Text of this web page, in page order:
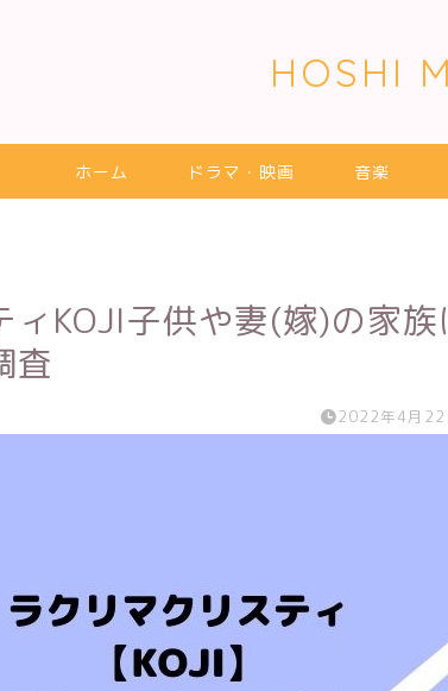
HOSHI
ホーム ドラマ・映画 音楽
ィKOJI子供や妻(嫁)の家
査
2022年4月22